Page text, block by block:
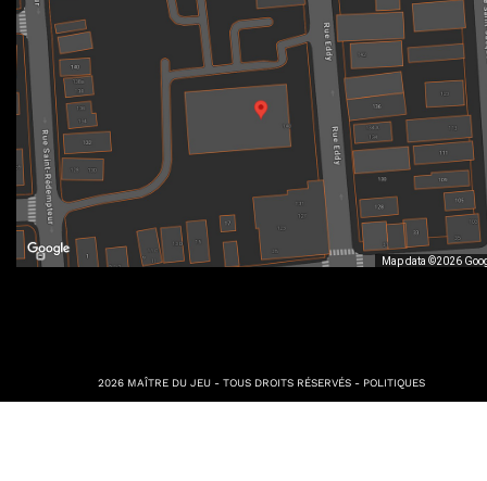
Map data ©2026
2026 MAÎTRE DU JEU - TOUS DROITS RÉSERVÉS - POLITIQUES